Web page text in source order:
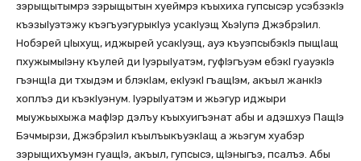
зэрыщытымрэ зэрыщытын хуеймрэ къыхиха гупсысэр усэбзэкIэ
къэзыIуэтэжу къэгъуэгурыкIуэ усакIуэщ ХьэIупэ ДжэбрэIил.
Нобэрей цIыхущ, иджырей усакIуэщ, ауэ къуэпсыбэкIэ пыщIащ
пхужымыIэну къулей ди IуэрыIуатэм, гуфIэгъуэм ебэкI гуауэкIэ
гъэнщIа ди тхыдэм и блэкIам, екIуэкI гъащIэм, акъыл жанкIэ
хоплъэ ди къэкIуэнум. IуэрыIуатэм и жьэгур иджыри
мыужьыхыжа мафIэр дэлъу къыхуигъэнат абы и адэшхуэ ПащIэ
Бэчмырзи, ДжэбрэIил къылъыкъуэкIащ а жьэгум хуабэр
зэрыщихъумэн гуащIэ, акъыл, гупсысэ, щIэныгъэ, псалъэ. Абы